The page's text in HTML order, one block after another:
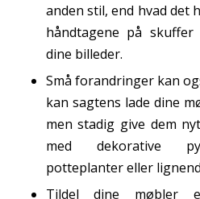
anden stil, end hvad det
håndtagene på
dine billeder.
Små forandringer kan
kan sagtens lade dine
men stadig give dem
med dekorative
potteplanter eller
Tildel dine møbler